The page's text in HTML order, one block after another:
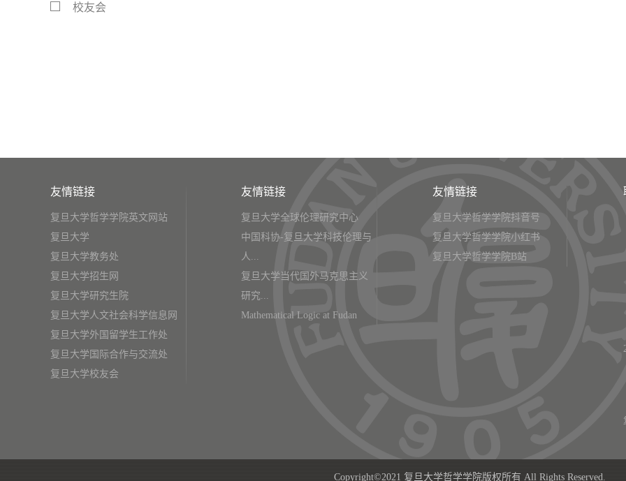
校友会
友情链接
复旦大学哲学学院英文网站
复旦大学
复旦大学教务处
复旦大学招生网
复旦大学研究生院
复旦大学人文社会科学信息网
复旦大学外国留学生工作处
复旦大学国际合作与交流处
复旦大学校友会
友情链接
复旦大学全球伦理研究中心
中国科协-复旦大学科技伦理与
人...
复旦大学当代国外马克思主义
研究...
Mathematical Logic at Fudan
友情链接
复旦大学哲学学院抖音号
复旦大学哲学学院小红书
复旦大学哲学学院B站
Copyright©2021 复旦大学哲学学院版权所有 All Rights Reserved.